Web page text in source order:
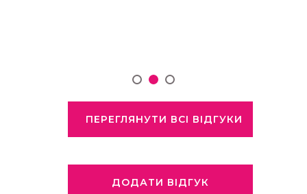
ПЕРЕГЛЯНУТИ ВСІ ВІДГУКИ
ДОДАТИ ВІДГУК